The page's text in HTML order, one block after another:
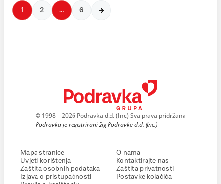
1 2 … 6
© 1998 – 2026 Podravka d.d. (Inc) Sva prava pridržana
Podravka je registrirani žig Podravke d.d. (Inc.)
Mapa stranice
Uvjeti korištenja
Zaštita osobnih podataka
Izjava o pristupačnosti
O nama
Kontaktirajte nas
Zaštita privatnosti
Postavke kolačića